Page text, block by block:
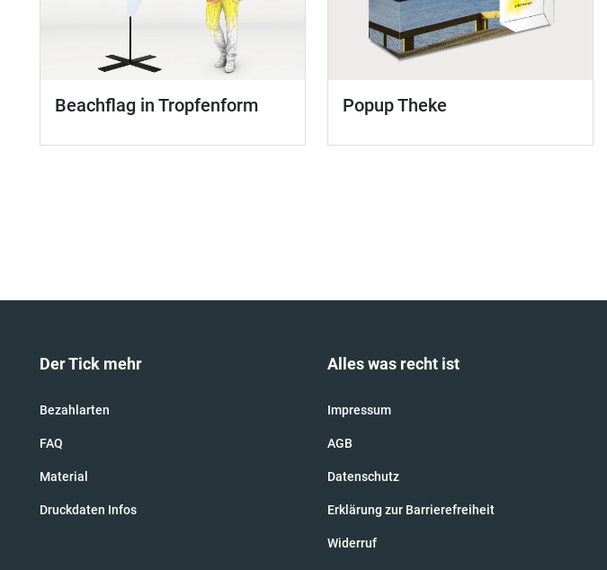
Beachflag in Tropfenform Popup Theke
Der Tick mehr
Bezahlarten
FAQ
Material
Druckdaten Infos
Alles was recht ist
Impressum
AGB
Datenschutz
Erklärung zur Barrierefreiheit
Widerruf